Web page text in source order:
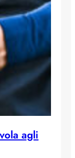
agli